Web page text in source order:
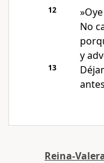
12
No
y
13
Reina-